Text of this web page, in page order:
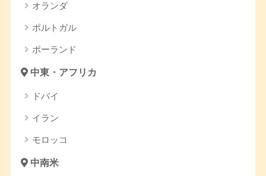
オランダ
ポルトガル
ポーランド
中東・アフリカ
ドバイ
イラン
モロッコ
中南米